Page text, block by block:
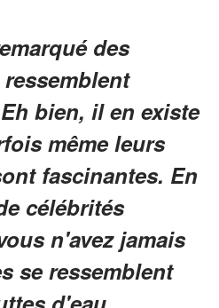
des
bien, il en existe
même leurs
fascinantes. En
célébrités
n'avez jamais
se ressemblent